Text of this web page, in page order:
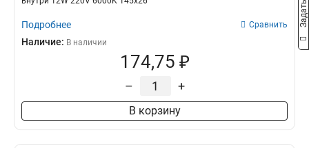
Подробнее Сравнить
Наличие: В наличии
174,75 ₽
– +
В корзину